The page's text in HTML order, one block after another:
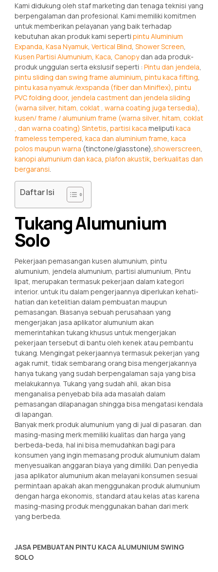
Kami didukung oleh staf marketing dan tenaga teknisi yang
berpengalaman dan profesional. Kami memiliki komitmen
untuk memberikan pelayanan yang baik terhadap
kebutuhan akan produk kami seperti pintu Aluminium
Expanda Kasa Nyamuk Vertical Blind Shower Screen
Kusen Partisi Alumunium Kaca Canopydan ada produk-
produk unggulan serta ekslusif seperti : Pintu dan jendela
pintu sliding dan swing frame aluminium pintu kaca fifting
pintu kasa nyamuk /exspanda (fiber dan Miniflex) pintu
PVC folding door, jendela castment dan jendela sliding
(warna silver, hitam, coklat , warna coating juga tersedia)
kusen/ frame / alumunium frame (warna silver, hitam, coklat
, dan warna coating) Sintetis partisi kaca meliputi kaca
frameless tempered kaca dan aluminium frame kaca
polos maupun warna (tinctone/glasstone), showerscreen
kanopi alumunium dan kaca plafon akustik berkualitas dan
bergaransi
Daftar Isi
Tukang Alumunium
Solo
Pekerjaan pemasangan kusen alumunium, pintu
alumunium, jendela alumunium, partisi alumunium, Pintu
lipat, merupakan termasuk pekerjaan dalam kategori
interior. untuk itu dalam pengerjaannya diperlukan kehati-
hatian dan ketelitian dalam pembuatan maupun
pemasangan. Biasanya sebuah perusahaan yang
mengerjakan jasa aplikator alumunium akan
memerintahkan tukang khusus untuk mengerjakan
pekerjaan tersebut di bantu oleh kenek atau pembantu
tukang. Mengingat pekerjaannya termasuk pekerjan yang
agak rumit, tidak sembarang orang bisa mengerjakannya
hanya tukang yang sudah berpengalaman saja yang bisa
melakukannya. Tukang yang sudah ahli, akan bisa
menganalisa penyebab bila ada masalah dalam
pemasangan dilapanagan shingga bisa mengatasi kendala
di lapangan.
Banyak merk produk alumunium yang di jual di pasaran. dan
masing-masing merk memiliki kualitas dan harga yang
berbeda-beda, hal ini bisa memudahkan bagi para
konsumen yang ingin memasang produk alumunium dalam
menyesuaikan anggaran biaya yang dimiliki. Dan penyedia
jasa aplikator alumunium akan melayani konsumen sesuai
permintaan apakah akan menggunakan produk alumunium
dengan harga ekonomis, standard atau kelas atas karena
masing-masing produk menggunakan bahan dari merk
yang berbeda.
JASA PEMBUATAN PINTU KACA ALUMUNIUM SWING
SOLO